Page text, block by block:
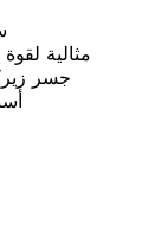
مثالية
جسر